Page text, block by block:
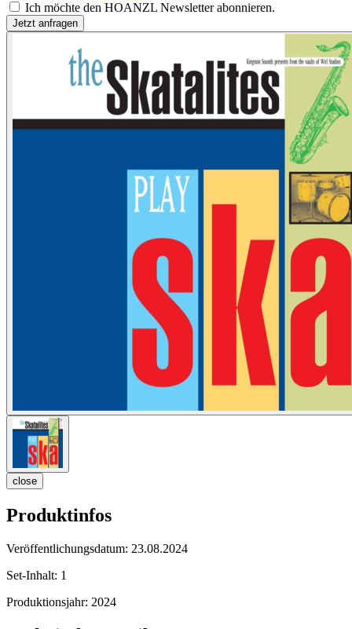
Ich möchte den HOANZL Newsletter abonnieren.
close
Produktinfos
Veröffentlichungsdatum: 23.08.2024
Set-Inhalt: 1
Produktionsjahr: 2024